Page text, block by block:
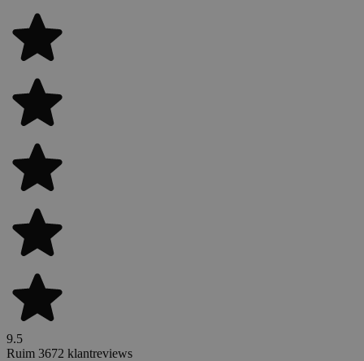
9.5
Ruim 3672 klantreviews